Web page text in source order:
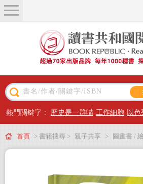
關於我們
近期新書
主題閱讀
出版專區
會員專屬
會員儲值方案
熱門關鍵字： 歷史是一群喵 工作細胞 以色
首頁 > 書籍搜尋 > 親子共享 > 圖畫書 /